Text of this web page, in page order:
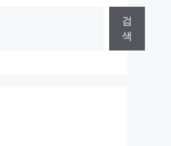
검
색